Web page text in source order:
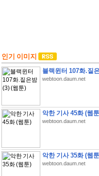
인기 이미지
블랙윈터 107화.짙
webtoon.daum.net
악한 기사 45화 (웹
webtoon.daum.net
악한 기사 35화 (웹
webtoon.daum.net